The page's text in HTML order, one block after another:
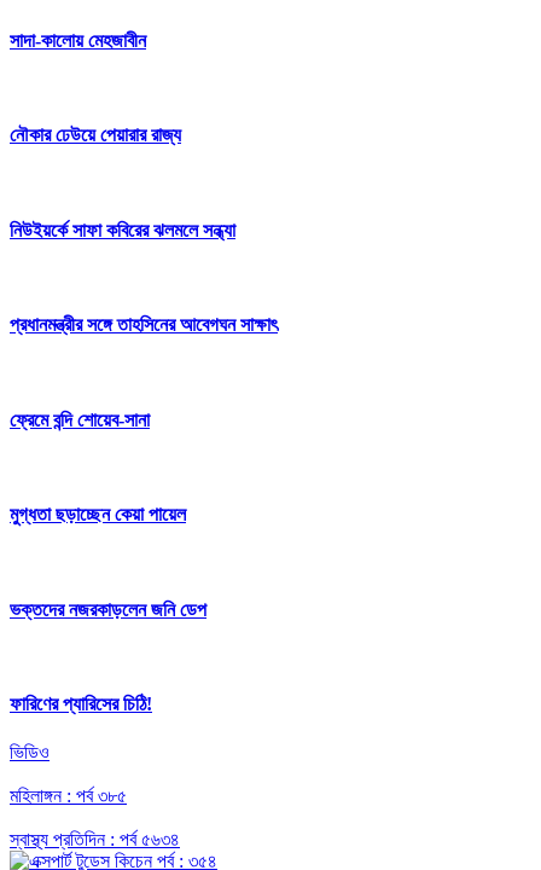
সাদা-কালোয় মেহজাবীন
নৌকার ঢেউয়ে পেয়ারার রাজ্য
নিউইয়র্কে সাফা কবিরের ঝলমলে সন্ধ্যা
প্রধানমন্ত্রীর সঙ্গে তাহসিনের আবেগঘন সাক্ষাৎ
ফ্রেমে বন্দি শোয়েব-সানা
মুগ্ধতা ছড়াচ্ছেন কেয়া পায়েল
ভক্তদের নজরকাড়লেন জনি ডেপ
ফারিণের প্যারিসের চিঠি!
ভিডিও
মহিলাঙ্গন : পর্ব ৩৮৫
স্বাস্থ্য প্রতিদিন : পর্ব ৫৬৩৪